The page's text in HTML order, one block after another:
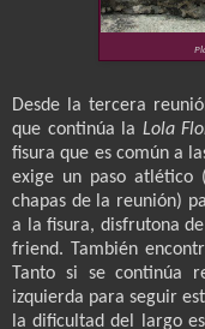
Desde la tercera
que continúa la Lola
fisura que es común a
exige un paso atlético
chapas de la reunión)
a la fisura, disfrutona
friend. También
Tanto si se continúa
izquierda para seguir
la dificultad del largo